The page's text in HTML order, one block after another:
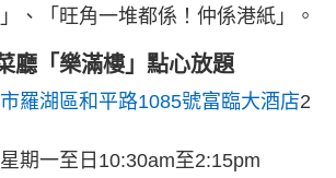
、「旺角一堆都係！仲係港紙」。
廳「樂滿樓」點心放題
羅湖區和平路1085號富臨大酒店2
期一至日10:30am至2:15pm